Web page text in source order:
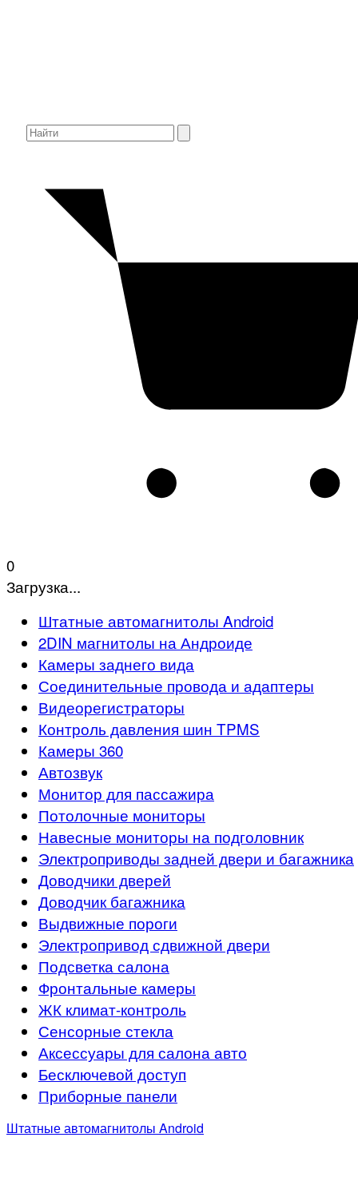
0
Загрузка...
Штатные автомагнитолы Android
2DIN магнитолы на Андроиде
Камеры заднего вида
Соединительные провода и адаптеры
Видеорегистраторы
Контроль давления шин TPMS
Камеры 360
Автозвук
Монитор для пассажира
Потолочные мониторы
Навесные мониторы на подголовник
Электроприводы задней двери и багажника
Доводчики дверей
Доводчик багажника
Выдвижные пороги
Электропривод сдвижной двери
Подсветка салона
Фронтальные камеры
ЖК климат-контроль
Сенсорные стекла
Аксессуары для салона авто
Бесключевой доступ
Приборные панели
Штатные автомагнитолы Android